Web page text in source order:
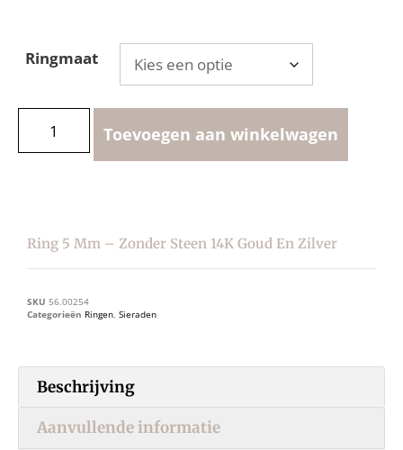
Ringmaat
Toevoegen aan winkelwagen
Ring 5 Mm – Zonder Steen 14K Goud En Zilver
SKU 56.00254
Categorieën Ringen, Sieraden
Beschrijving
Aanvullende informatie